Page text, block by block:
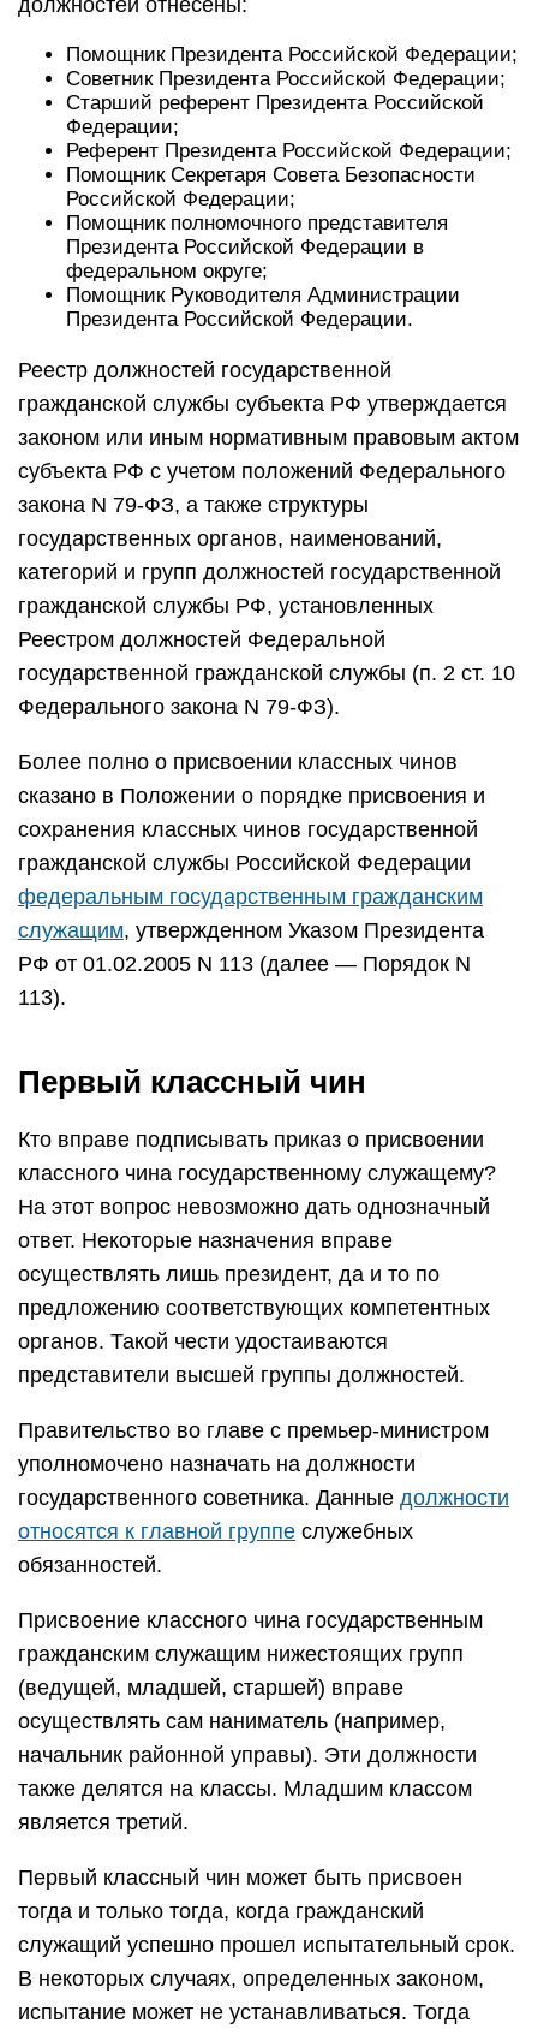
должностей отнесены:
Помощник Президента Российской Федерации;
Советник Президента Российской Федерации;
Старший референт Президента Российской
Федерации;
Референт Президента Российской Федерации;
Помощник Секретаря Совета Безопасности
Российской Федерации;
Помощник полномочного представителя
Президента Российской Федерации в
федеральном округе;
Помощник Руководителя Администрации
Президента Российской Федерации.
Реестр должностей государственной
гражданской службы субъекта РФ утверждается
законом или иным нормативным правовым актом
субъекта РФ с учетом положений Федерального
закона N 79-ФЗ, а также структуры
государственных органов, наименований,
категорий и групп должностей государственной
гражданской службы РФ, установленных
Реестром должностей Федеральной
государственной гражданской службы (п. 2 ст. 10
Федерального закона N 79-ФЗ).
Более полно о присвоении классных чинов
сказано в Положении о порядке присвоения и
сохранения классных чинов государственной
гражданской службы Российской Федерации
федеральным государственным гражданским
служащим, утвержденном Указом Президента
РФ от 01.02.2005 N 113 (далее — Порядок N
113).
Первый классный чин
Кто вправе подписывать приказ о присвоении
классного чина государственному служащему?
На этот вопрос невозможно дать однозначный
ответ. Некоторые назначения вправе
осуществлять лишь президент, да и то по
предложению соответствующих компетентных
органов. Такой чести удостаиваются
представители высшей группы должностей.
Правительство во главе с премьер-министром
уполномочено назначать на должности
государственного советника. Данные должности
относятся к главной группе служебных
обязанностей.
Присвоение классного чина государственным
гражданским служащим нижестоящих групп
(ведущей, младшей, старшей) вправе
осуществлять сам наниматель (например,
начальник районной управы). Эти должности
также делятся на классы. Младшим классом
является третий.
Первый классный чин может быть присвоен
тогда и только тогда, когда гражданский
служащий успешно прошел испытательный срок.
В некоторых случаях, определенных законом,
испытание может не устанавливаться. Тогда